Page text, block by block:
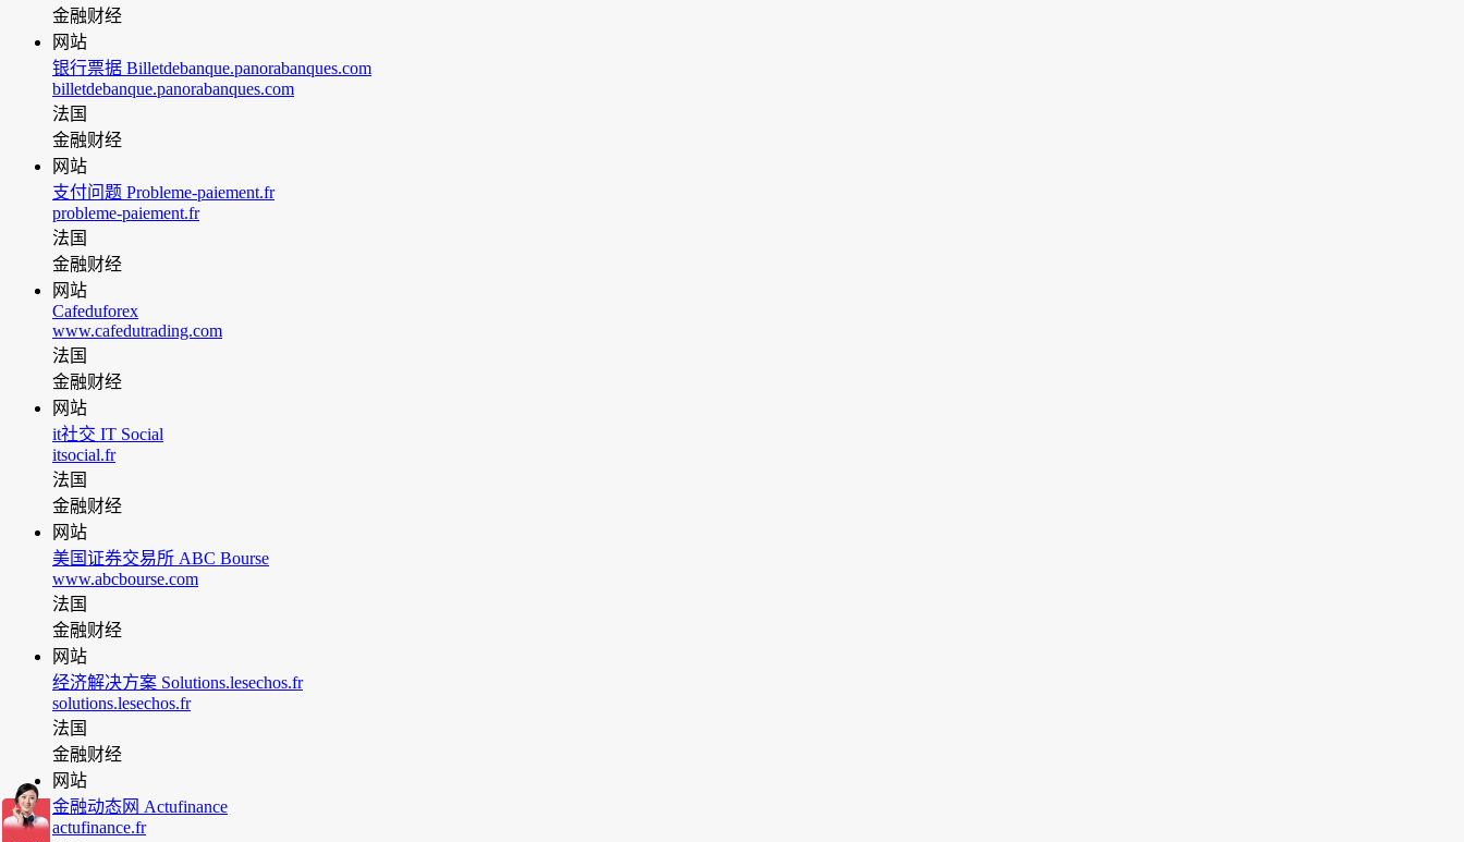
金融财经
网站
银行票据 Billetdebanque.panorabanques.com
billetdebanque.panorabanques.com
法国
金融财经
网站
支付问题 Probleme-paiement.fr
probleme-paiement.fr
法国
金融财经
网站
Cafeduforex
www.cafedutrading.com
法国
金融财经
网站
it社交 IT Social
itsocial.fr
法国
金融财经
网站
美国证券交易所 ABC Bourse
www.abcbourse.com
法国
金融财经
网站
经济解决方案 Solutions.lesechos.fr
solutions.lesechos.fr
法国
金融财经
网站
金融动态网 Actufinance
actufinance.fr